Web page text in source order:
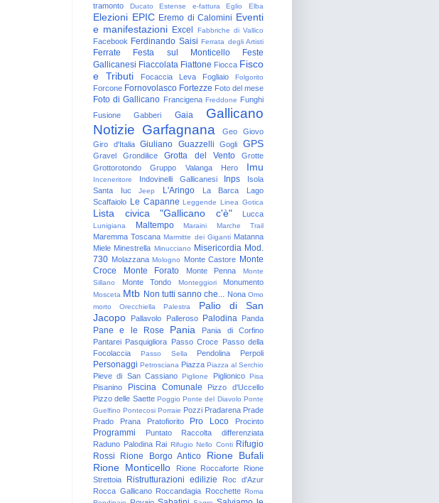
tramonto
Ducato Estense e-fattura Eglio Elba
Elezioni EPIC Eremo di Calomini Eventi
e manifestazioni Excel Fabbriche di Vallico
Facebook Ferdinando Saisi Ferrata degli Artisti
Ferrate Festa sul Monticello
Feste
Gallicanesi Fiaccolata Fiattone Fiocca Fisco
e Tributi
Focaccia Leva Fogliaio Folgorito
Forcone Fornovolasco Fortezze Foto del mese
Foto di Gallicano Francigena Freddone Funghi
Fusione
Gabberi Gaia
Gallicano
Notizie Garfagnana Geo
Giovo
Giro d'Italia
Giuliano Guazzelli Gogli GPS
Gravel Grondilice Grotta del Vento
Grotte
Grottorotondo
Gruppo Valanga Hero Imu
Inceneritore Indovinelli Gallicanesi Inps
Isola
Santa
Iuc Jeep L'Aringo La Barca
Lago
Scaffaiolo Le Capanne Leggende Linea Gotica
Lista civica "Gallicano c'è" Lucca
Lunigiana Maltempo Maraini Marche Trail
Maremma Toscana Marmitte dei Giganti Matanna
Miele Minestrella Minucciano Misericordia Mod.
730 Molazzana Mologno Monte Castore Monte
Croce
Monte Forato Monte Penna
Monte
Sillano
Monte Tondo Monteggiori Monumento
Mosceta Mtb Non tutti sanno che... Nona Omo
morto
Orecchiella Palestra
Palio di San
Jacopo
Pallavolo Palleroso Palodina Panda
Pane e le Rose Pania
Pania di Corfino
Pantarei Pasquigliora Passo Croce Passo della
Focolaccia
Passo Sella Pendolina Perpoli
Personaggi Petrosciana Piazza Piazza al Serchio
Pieve di San Cassiano Piglione Piglionico Pisa
Pisanino Piscina Comunale
Pizzo d'Uccello
Pizzo delle Saette Poggio Ponte del Diavolo Ponte
Guelfino Pontecosi Porraie Pozzi Pradarena Prade
Prado
Prana Pratofiorito Pro Loco Procinto
Programmi Puntato
Raccolta differenziata
Raduno Palodina Rai Rifugio Nello Conti Rifugio
Rossi
Rione Borgo Antico
Rione Bufali
Rione Monticello
Rione Roccaforte
Rione
Strettoia
Ristrutturazioni edilizie
Roc d'Azur
Rocca Gallicano Roccandagia Rocchette Roma